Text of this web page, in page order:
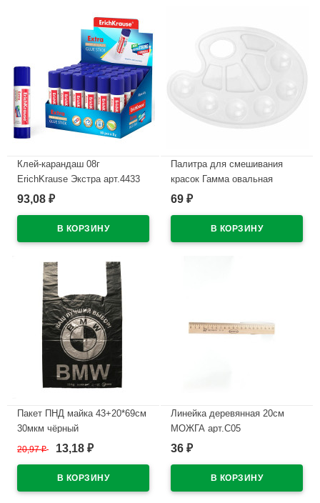
Клей-карандаш 08г
ErichKrause Экстра арт.4433
(Ст.30)
93,08 ₽
Палитра для смешивания
красок Гамма овальная
размер 23,2*16,9 арт.2305212
69 ₽
Пакет ПНД майка 43+20*69см
30мкм чёрный
WWW/World(Ст.50/500)
20,97₽ 13,18 ₽
Линейка деревянная 20см
МОЖГА арт.С05
В наличии
36 ₽